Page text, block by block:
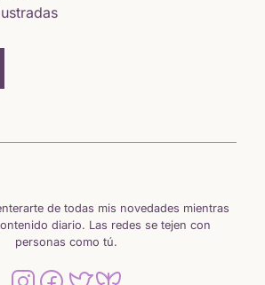
de todas mis novedades mientras
diario. Las redes se tejen con
personas como tú.